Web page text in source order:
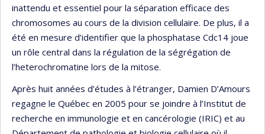
inattendu et essentiel pour la séparation efficace des
chromosomes au cours de la division cellulaire. De plus, il a
été en mesure d’identifier que la phosphatase Cdc14 joue
un rôle central dans la régulation de la ségrégation de
l’heterochromatine lors de la mitose.
Après huit années d’études à l’étranger, Damien D’Amours
regagne le Québec en 2005 pour se joindre à l’Institut de
recherche en immunologie et en cancérologie (IRIC) et au